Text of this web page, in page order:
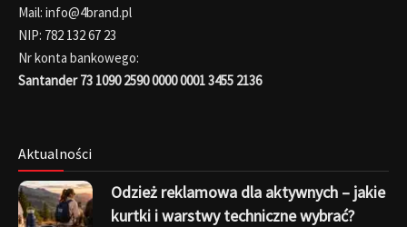
Mail: info@4brand.pl
NIP: 782 132 67 23
Nr konta bankowego:
Santander 73 1090 2590 0000 0001 3455 2136
Aktualności
Odzież reklamowa dla aktywnych – jakie
kurtki i warstwy techniczne wybrać?